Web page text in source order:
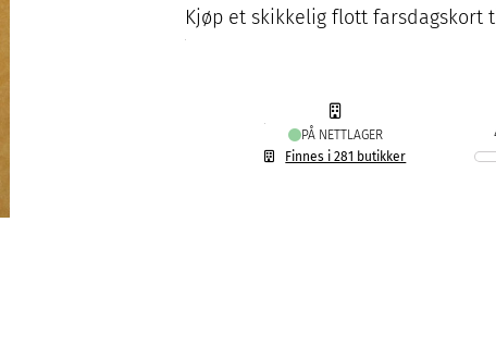
Kjøp et skikkelig flott farsdagskort
PÅ NETTLAGER
Finnes i 281 butikker